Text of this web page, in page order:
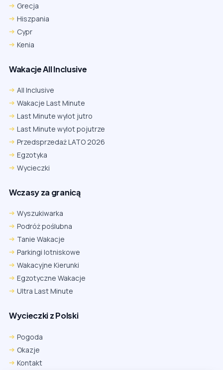
Grecja
Hiszpania
Cypr
Kenia
Wakacje All Inclusive
All Inclusive
Wakacje Last Minute
Last Minute wylot jutro
Last Minute wylot pojutrze
Przedsprzedaż LATO 2026
Egzotyka
Wycieczki
Wczasy za granicą
Wyszukiwarka
Podróż poślubna
Tanie Wakacje
Parkingi lotniskowe
Wakacyjne Kierunki
Egzotyczne Wakacje
Ultra Last Minute
Wycieczki z Polski
Pogoda
Okazje
Kontakt
Firefox
Ustawienia → Prywatność i bezpieczeństwo → Pliki cookie innych
firm → ustaw „Zezwalaj”.